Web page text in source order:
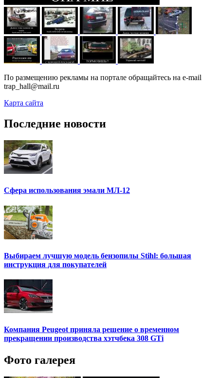
По размещению рекламы на портале обращайтесь на e-mail
trap_hall@mail.ru
Карта сайта
Последние новости
Сфера использования эмали МЛ-12
Выбираем лучшую модель бензопилы Stihl: большая
инструкция для покупателей
Компания Peugeot приняла решение о временном
прекращении производства хэтчбека 308 GTi
Фото галерея